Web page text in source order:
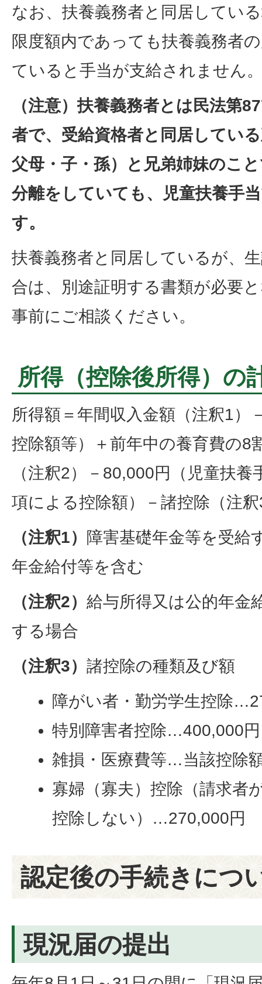
なお、扶養義務者と同居してい
限度額内であっても扶養義務者
ていると手当が支給されません
（注意）扶養義務者とは民法第
者で、受給資格者と同居してい
父母・子・孫）と兄弟姉妹のこ
分離をしていても、児童扶養手
す。
扶養義務者と同居しているが、
合は、別途証明する書類が必要
事前にご相談ください。
所得（控除後所得）の
所得額＝年間収入金額（注釈1）
控除額等）＋前年中の養育費の8
（注釈2）－80,000円（児童扶
項による控除額）－諸控除（注
（注釈1）
障害基礎年金等を受給
年金給付等を含む
（注釈2） 給与所得又は公的年金
する場合
（注釈3） 諸控除の種類及び額
障がい者・勤労学生控除
特別障害者控除…400,000円
雑損・医療費等…当該控除
寡婦（寡夫）控除（請求者
控除しない）…270,000円
認定後の手続きにつ
現況届の提出